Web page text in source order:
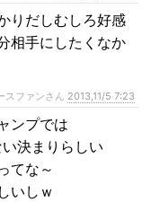
りだしむしろ好感
相手にしたくなか
ファンさん 2013,11/5 7:23
ンプでは
決まりらしい
てな～
いしｗ